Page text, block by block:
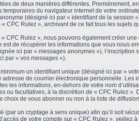
de deux manières différentes. Premièrement,
du navigateur internet de votre
(désigné ici par « identifiant de la
CPC Rulez », archivant de ce fait tous les sujets
CPC Rulez », nous pouvons également créer
est de récupérer les informations que vous nous
ici par « messages anonymes »),
par « vos messages »).
un identifiant unique (désigné ici par «
adresse de courrier électronique personnelle.
les informations, en-dehors de votre nom
ou facultatives, à la discrétion de « CPC Rulez
choix de vous abonner ou non à la liste de
(par un cryptage à sens unique) afin qu’il soit
de votre compte sur « CPC Rulez »,